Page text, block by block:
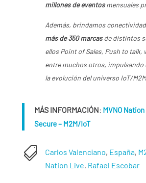
millones de eventosmensuales
Además, brindamos
más de 350 marcasde distintos
ellos Point of Sales, Push to talk,
entre muchos otros, impulsando
la evolución del universo IoT/
MÁS INFORMACIÓN: MVNO
Secure – M2M/IoT
 Carlos Valenciano, España,
Nation Live, Rafael Escobar